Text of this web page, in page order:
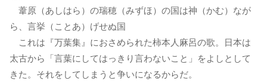
葦原（あしはら）の瑞穂（みずほ）の国は神（かむ）なが
ら、言挙（ことあ）げせぬ国
これは『万葉集』におさめられた柿本人麻呂の歌。日本は
太古から「言葉にしてはっきり言わないこと」をよしとして
きた。それをしてしまうと争いになるからだ。